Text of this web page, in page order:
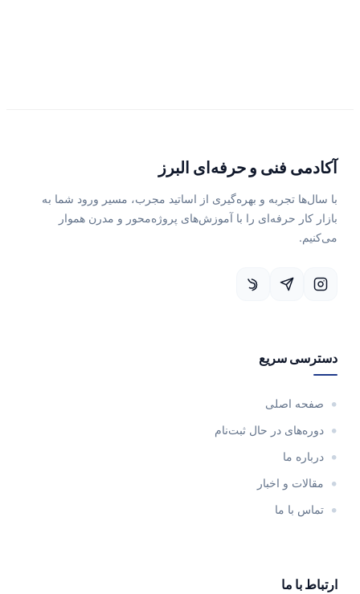
آکادمی فنی و حرفه‌ای البرز
با سال‌ها تجربه و بهره‌گیری از اساتید مجرب، مسیر ورود شما به
بازار کار حرفه‌ای را با آموزش‌های پروژه‌محور و مدرن هموار
می‌کنیم.
دسترسی سریع
صفحه اصلی
دوره‌های در حال ثبت‌نام
درباره ما
مقالات و اخبار
تماس با ما
ارتباط با ما